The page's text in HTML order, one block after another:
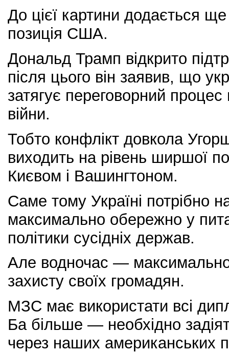
До цієї картини додається
позиція США.
Дональд Трамп відкрито
після цього він заявив, що
затягує переговорний
війни.
Тобто конфлікт довкола
виходить на рівень ширшої
Києвом і Вашингтоном.
Саме тому Україні потрібно
максимально обережно у
політики сусідніх держав.
Але водночас — максимально
захисту своїх громадян.
МЗС має використати всі
Ба більше — необхідно
через наших американських